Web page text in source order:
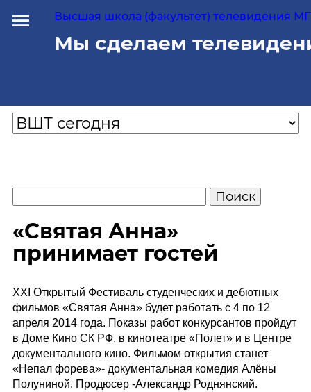
Высшая школа (факультет) телевидения
Мы сделаем
«Святая Анна»
принимает гостей
XXI Открытый Фестиваль студенческих и дебютных
фильмов «Святая Анна» будет работать с 4 по 12
апреля 2014 года. Показы работ конкурсантов пройдут
в Доме Кино СК РФ, в кинотеатре «Полет» и в Центре
документального кино. Фильмом открытия станет
«Непал форева»- документальная комедия Алёны
Полуниной. Продюсер -Александр Роднянский.